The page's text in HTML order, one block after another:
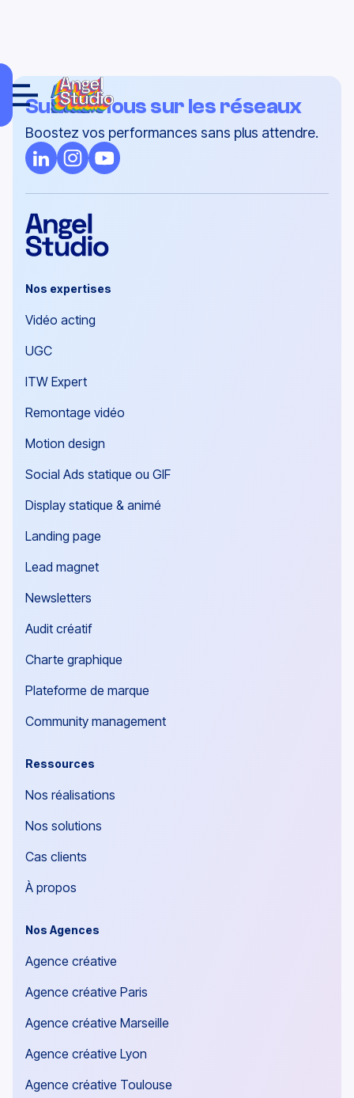
Suivez-nous sur les réseaux
Boostez vos performances sans plus attendre.
Nos expertises
Vidéo acting
UGC
ITW Expert
Remontage vidéo
Motion design
Social Ads statique ou GIF
Display statique & animé
Landing page
Lead magnet
Newsletters
Audit créatif
Charte graphique
Plateforme de marque
Community management
Ressources
Nos réalisations
Nos solutions
Cas clients
À propos
Nos Agences
Agence créative
Agence créative Paris
Agence créative Marseille
Agence créative Lyon
Agence créative Toulouse